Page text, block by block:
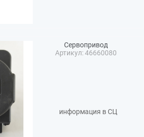
Сервопривод
Артикул: 46660080
информация в СЦ